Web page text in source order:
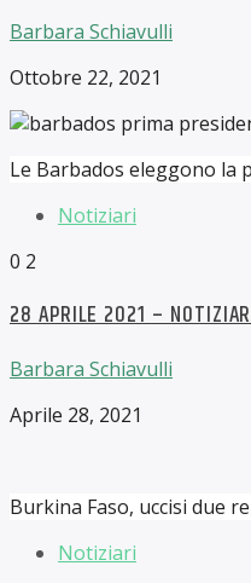
Barbara Schiavulli
Ottobre 22, 2021
Le Barbados eleggono la
Notiziari
0 2
28 APRILE 2021 –
Barbara Schiavulli
Aprile 28, 2021
Burkina Faso, uccisi due
Notiziari